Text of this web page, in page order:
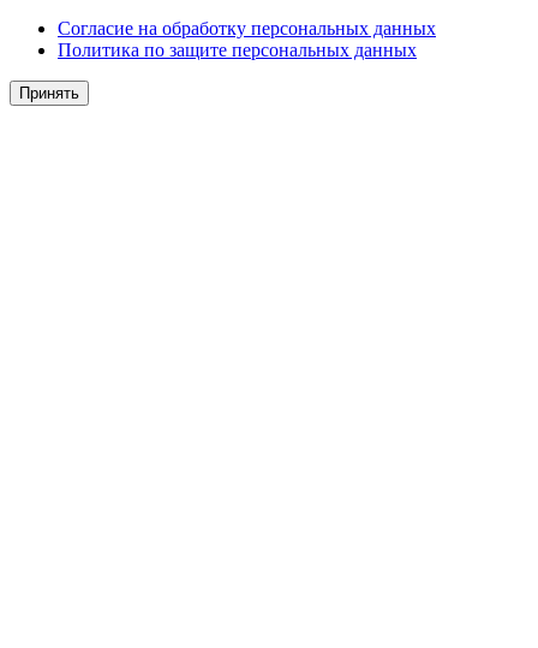
Согласие на обработку персональных данных
Политика по защите персональных данных
Принять